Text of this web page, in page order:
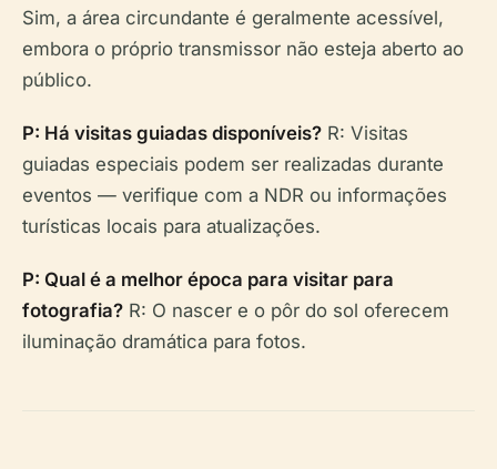
Sim, a área circundante é geralmente acessível,
embora o próprio transmissor não esteja aberto ao
público.
P: Há visitas guiadas disponíveis? R: Visitas
guiadas especiais podem ser realizadas durante
eventos — verifique com a NDR ou informações
turísticas locais para atualizações.
P: Qual é a melhor época para visitar para
fotografia? R: O nascer e o pôr do sol oferecem
iluminação dramática para fotos.